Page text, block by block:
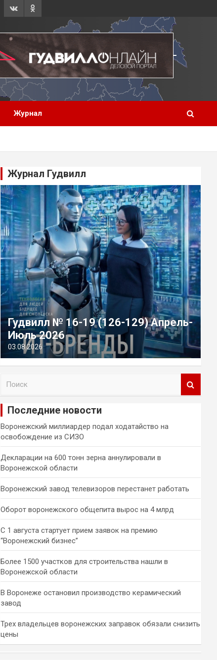
Журнал
Журнал Гудвилл
Гудвилл № 16-19 (126-129) Апрель-
Июль 2026
03.08.2026
и
Последние новости
Воронежский миллиардер подал ходатайство на
освобождение из СИЗО
Декларации на 600 тонн зерна аннулировали в
Воронежской области
Воронежский завод телевизоров перестанет работать
Оборот воронежского общепита вырос на 4 млрд
С 1 августа стартует прием заявок на премию
“Воронежский бизнес”
Более 1500 участков для строительства нашли в
Воронежской области
В Воронеже остановил производство керамический
завод
Трех владельцев воронежских заправок обязали снизить
цены